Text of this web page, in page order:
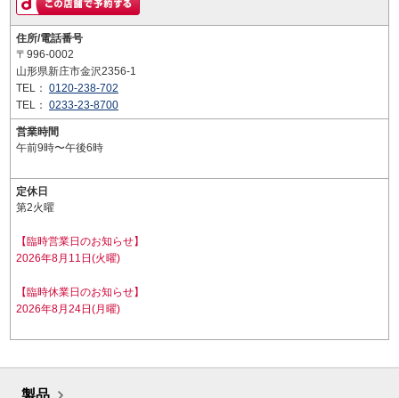
住所/電話番号
〒996-0002
山形県新庄市金沢2356-1
TEL： 0120-238-702
TEL： 0233-23-8700
営業時間
午前9時〜午後6時
定休日
第2火曜
【臨時営業日のお知らせ】
2026年8月11日(火曜)
【臨時休業日のお知らせ】
2026年8月24日(月曜)
製品